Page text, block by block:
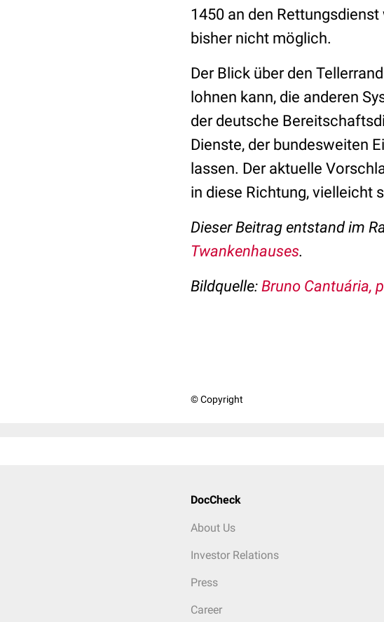
1450 an den
bisher nicht möglich.
Der Blick über den
lohnen kann, die anderen
der deutsche
Dienste, der bundesweiten
lassen. Der aktuelle
in diese Richtung, vielleicht
Dieser Beitrag entstand im
Twankenhauses.
Bildquelle: Bruno Cantuária,
© Copyright
DocCheck
About Us
Investor Relations
Press
Career